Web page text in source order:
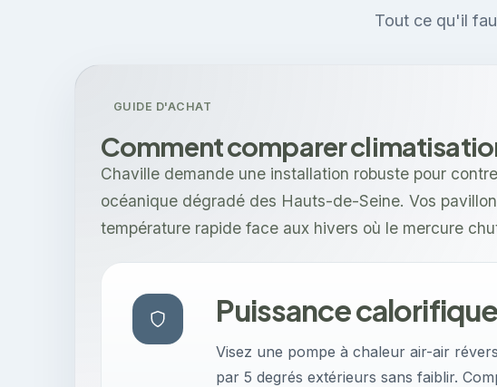
Tout ce qu'il
GUIDE D'ACHAT
Comment comparer
Chaville demande une installation robuste pour
océanique dégradé des Hauts-de-Seine. Vos
température rapide face aux hivers où le mercure
Puissance calorifique
Visez une pompe à chaleur air-air
par 5 degrés extérieurs sans faiblir.